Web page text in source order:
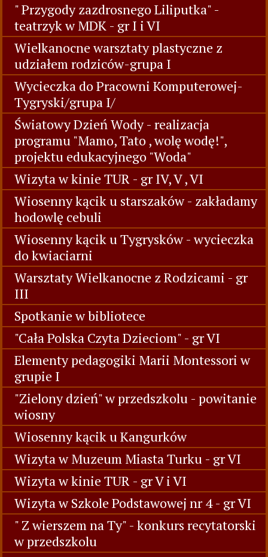
" Przygody zazdrosnego Liliputka" -
teatrzyk w MDK - gr I i VI
Wielkanocne warsztaty plastyczne z
udziałem rodziców-grupa I
Wycieczka do Pracowni Komputerowej-
Tygryski/grupa I/
Światowy Dzień Wody - realizacja
programu "Mamo, Tato , wolę wodę!",
projektu edukacyjnego "Woda"
Wizyta w kinie TUR - gr IV, V , VI
Wiosenny kącik u starszaków - zakładamy
hodowlę cebuli
Wiosenny kącik u Tygrysków - wycieczka
do kwiaciarni
Warsztaty Wielkanocne z Rodzicami - gr
III
Spotkanie w bibliotece
"Cała Polska Czyta Dzieciom" - gr VI
Elementy pedagogiki Marii Montessori w
grupie I
"Zielony dzień" w przedszkolu - powitanie
wiosny
Wiosenny kącik u Kangurków
Wizyta w Muzeum Miasta Turku - gr VI
Wizyta w kinie TUR - gr V i VI
Wizyta w Szkole Podstawowej nr 4 - gr VI
" Z wierszem na Ty" - konkurs recytatorski
w przedszkolu